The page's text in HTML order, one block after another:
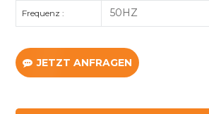
Frequenz : 50HZ
JETZT ANFRAGEN